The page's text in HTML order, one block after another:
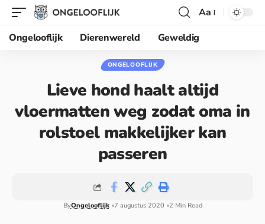
Aa
Ongelooflijk
Dierenwereld Geweldig
ONGELOOFLIJK
Lieve hond haalt altijd
vloermatten weg zodat oma in
rolstoel makkelijker kan
passeren
ByOngelooflijk 7 augustus 2020 2 Min Read